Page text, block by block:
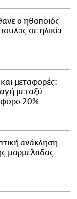
ο ηθοποιός
σε ηλικία
μεταφορές:
μεταξύ
20%
ανάκληση
μαρμελάδας